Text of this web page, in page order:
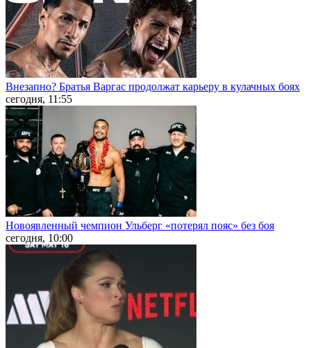
Внезапно? Братья Варгас продолжат карьеру в кулачных боях
сегодня, 11:55
Новоявленный чемпион Ульберг «потерял пояс» без боя
сегодня, 10:00